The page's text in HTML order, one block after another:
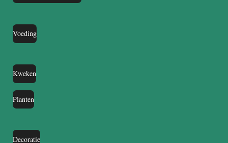
Voeding
Kweken
Planten
Decoratie